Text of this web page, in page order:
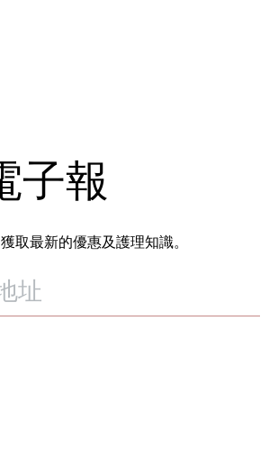
子報
取最新的優惠及護理知識。